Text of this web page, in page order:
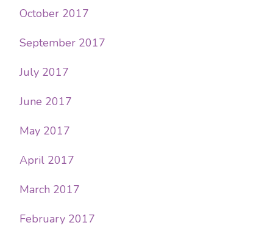
October 2017
September 2017
July 2017
June 2017
May 2017
April 2017
March 2017
February 2017